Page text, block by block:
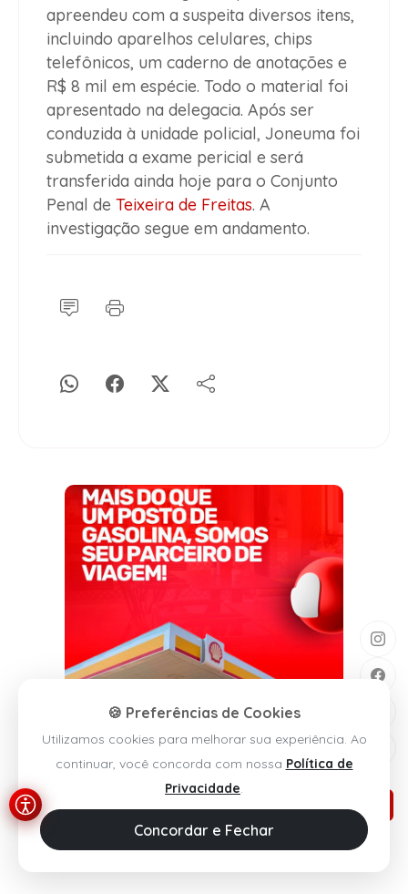
apreendeu com a suspeita diversos itens,
incluindo aparelhos celulares, chips
telefônicos, um caderno de anotações e
R$ 8 mil em espécie. Todo o material foi
apresentado na delegacia. Após ser
conduzida à unidade policial, Joneuma foi
submetida a exame pericial e será
transferida ainda hoje para o Conjunto
Penal de Teixeira de Freitas. A
investigação segue em andamento.
🍪 Preferências de Cookies
Utilizamos cookies para melhorar sua experiência. Ao
continuar, você concorda com nossa Política de
Privacidade.
Concordar e Fechar